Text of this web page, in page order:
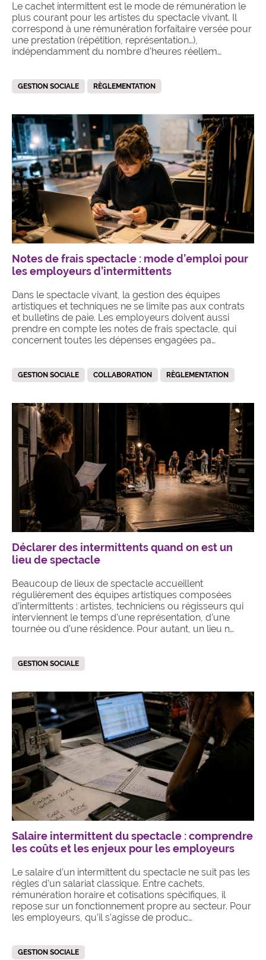
Le cachet intermittent est le mode de rémunération le
plus courant pour les artistes du spectacle vivant. Il
correspond à une rémunération forfaitaire versée pour
une prestation (répétition, représentation…),
indépendamment du nombre d’heures réellem…
GESTION SOCIALE RÈGLEMENTATION
Notes de frais spectacle : mode d’emploi pour
les employeurs d’intermittents
Dans le spectacle vivant, la gestion des équipes
artistiques et techniques ne se limite pas aux contrats
et bulletins de paie. Les employeurs doivent aussi
prendre en compte les notes de frais spectacle, qui
concernent toutes les dépenses engagées pa…
GESTION SOCIALE COLLABORATION RÈGLEMENTATION
Déclarer des intermittents quand on est un
lieu de spectacle
Beaucoup de lieux de spectacle accueillent
régulièrement des équipes artistiques composées
d’intermittents : artistes, techniciens ou régisseurs qui
interviennent le temps d’une représentation, d’une
tournée ou d’une résidence. Pour autant, un lieu n…
GESTION SOCIALE
Salaire intermittent du spectacle : comprendre
les coûts et les enjeux pour les employeurs
Le salaire d’un intermittent du spectacle ne suit pas les
règles d’un salariat classique. Entre cachets,
rémunération horaire et cotisations spécifiques, il
repose sur un fonctionnement propre au secteur. Pour
les employeurs, qu’il s’agisse de produc…
GESTION SOCIALE